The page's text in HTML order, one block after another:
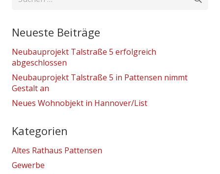
Neueste Beiträge
Neubauprojekt Talstraße 5 erfolgreich
abgeschlossen
Neubauprojekt Talstraße 5 in Pattensen nimmt
Gestalt an
Neues Wohnobjekt in Hannover/List
Kategorien
Altes Rathaus Pattensen
Gewerbe